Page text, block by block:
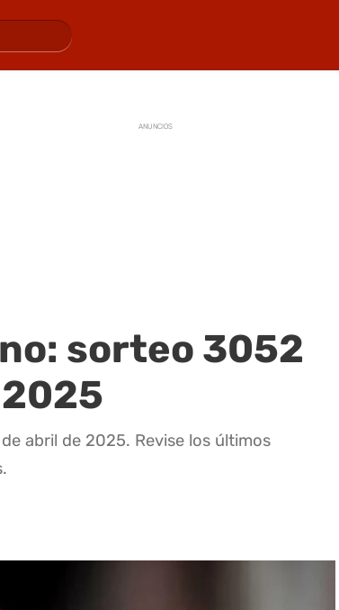
ANUNCIOS
sorteo 3052
abril de 2025. Revise los últimos